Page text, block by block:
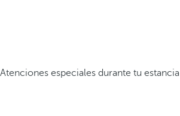
Atenciones especiales durante tu estancia